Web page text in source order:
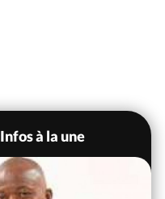
Infos à la une